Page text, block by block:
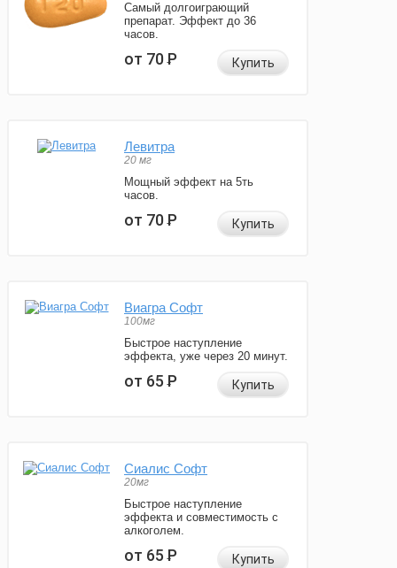
Самый долгоиграющий
препарат. Эффект до 36
часов.
от 70Р Купить
Левитра
20 мг
Мощный эффект на 5ть
часов.
от 70Р Купить
Виагра Софт
100мг
Быстрое наступление
эффекта, уже через 20 минут.
от 65Р Купить
Сиалис Софт
20мг
Быстрое наступление
эффекта и совместимость с
алкоголем.
от 65Р Купить